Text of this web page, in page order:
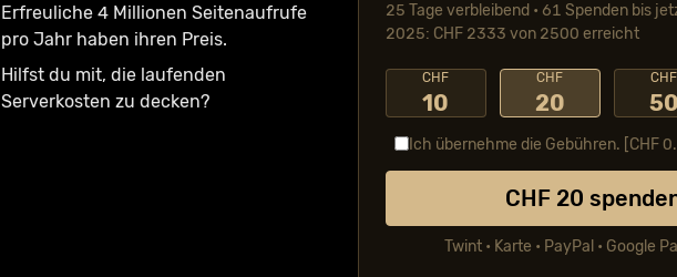
Erfreuliche 4 Millionen Seiten­aufrufe
pro Jahr haben ihren Preis.
Hilfst du mit, die laufenden
Serverkosten zu decken?
25 Tage verbleibend • 61 Spenden bis
2025: CHF 2333 von 2500 erreicht
CHF
10
CHF
20
CHF
Ich übernehme die Gebühren. [CHF
CHF 20
Twint • Karte • PayPal • Google